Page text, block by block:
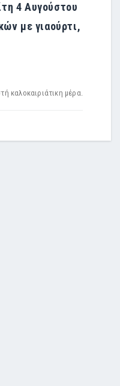
4 Αυγούστου
με γιαούρτι,
καλοκαιριάτικη μέρα.